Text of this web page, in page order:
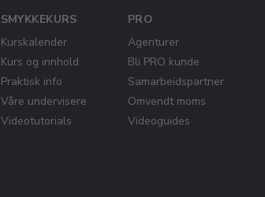
SMYKKEKURS
Kurskalender
Kurs og innhold
Praktisk info
Våre undervisere
Videotutorials
PRO
Agenturer
Bli PRO kunde
Samarbeidspartner
Omvendt moms
Videoguides